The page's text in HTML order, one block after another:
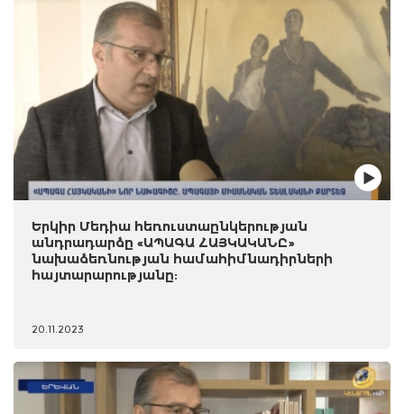
Երկիր Մեդիա հեռուստաընկերության
անդրադարձը «ԱՊԱԳԱ ՀԱՅԿԱԿԱՆԸ»
նախաձեռնության համահիմնադիրների
հայտարարությանը:
20.11.2023